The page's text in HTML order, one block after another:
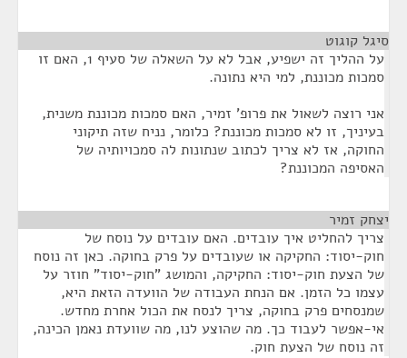
סיגל קוגוט
על ההליך זה ישפיע, אבל לא על השאלה של סעיף 1, האם זו
סמכות מכוננת, למי היא נתונה.
אני רוצה לשאול את פרופ' זמיר, האם סמכות מכוננת משנית,
בעיניך, זו לא סמכות מכוננת? כלומר, נניח שזה תיקוני
החוקה, אז לא צריך לכתוב שנתונות לה סמכויותיה של
האסיפה המכוננת?
יצחק זמיר
צריך להחליט איך עובדים. האם עובדים על נוסח של
חוק-יסוד: החקיקה או שעובדים על פרק בחוקה. כאן זה נוסח
של הצעת חוק-יסוד: החקיקה, והמושג "חוק-יסוד" חוזר על
עצמו כל הזמן. אם הנחת העבודה של הוועדה הזאת היא,
שמנסחים פרק בחוקה, צריך לנסח את הכול אחרת מחדש.
אי-אפשר לעבוד כך. מה שהוצע לנו, מה שוועדת נאמן הכינה,
זה נוסח של הצעת חוק.